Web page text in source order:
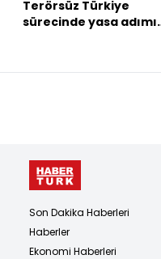
Terörsüz Türkiye
sürecinde yasa adımı:
Son Dakika Haberleri
Haberler
Ekonomi Haberleri